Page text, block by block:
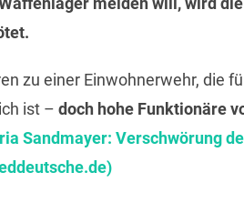
zu einer Einwohnerwehr, die
ist – doch hohe Funktionäre
Sandmayer: Verschwörung